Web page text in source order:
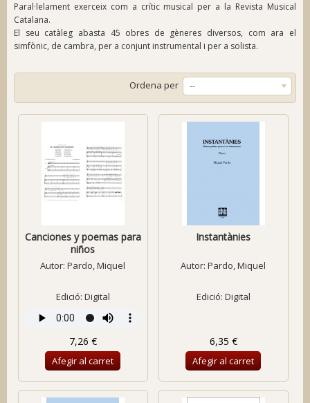
Paral·lelament exerceix com a crític musical per a la Revista Musical
Catalana.
El seu catàleg abasta 45 obres de gèneres diversos, com ara el
simfònic, de cambra, per a conjunt instrumental i per a solista.
Ordena per --
Canciones y poemas para
niños
Autor:Pardo, Miquel
Edició: Digital
7,26 €
Afegir al carret
Instantànies
Autor:Pardo, Miquel
Edició: Digital
6,35 €
Afegir al carret